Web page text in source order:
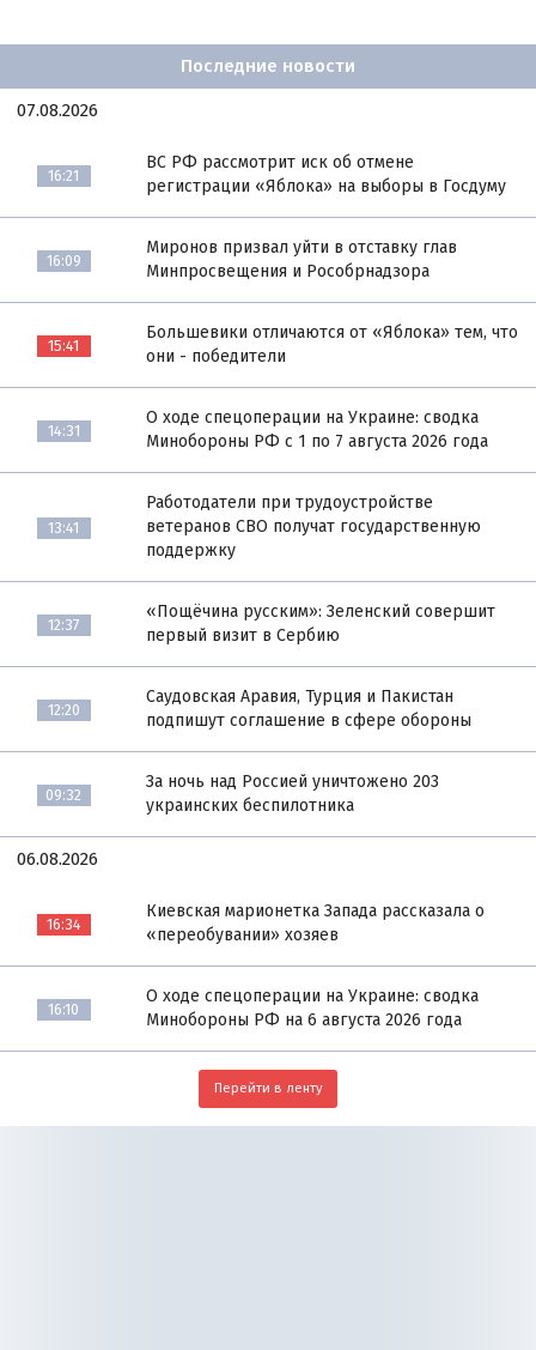
Последние новости
07.08.2026
16:21
ВС РФ рассмотрит иск об отмене
регистрации «Яблока» на выборы в Госдуму
16:09
Миронов призвал уйти в отставку глав
Минпросвещения и Рособрнадзора
15:41
Большевики отличаются от «Яблока» тем, что
они - победители
14:31
О ходе спецоперации на Украине: сводка
Минобороны РФ с 1 по 7 августа 2026 года
13:41
Работодатели при трудоустройстве
ветеранов СВО получат государственную
поддержку
12:37
«Пощёчина русским»: Зеленский совершит
первый визит в Сербию
12:20
Саудовская Аравия, Турция и Пакистан
подпишут соглашение в сфере обороны
09:32
За ночь над Россией уничтожено 203
украинских беспилотника
06.08.2026
16:34
Киевская марионетка Запада рассказала о
«переобувании» хозяев
16:10
О ходе спецоперации на Украине: сводка
Минобороны РФ на 6 августа 2026 года
Перейти в ленту